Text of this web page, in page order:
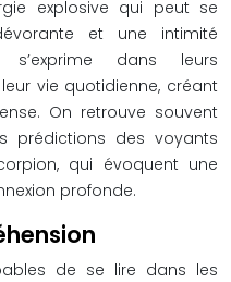
explosive qui peut se
et une intimité
s’exprime dans leurs
vie quotidienne, créant
On retrouve souvent
prédictions des voyants
qui évoquent une
profonde.
de se lire dans les